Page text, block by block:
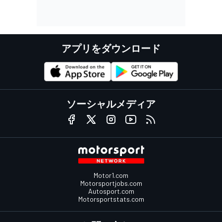
アプリをダウンロード
ソーシャルメディア
Motor1.com
Motorsportjobs.com
Autosport.com
Motorsportstats.com